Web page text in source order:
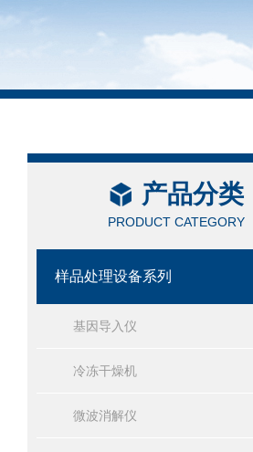
产品分类
PRODUCT CATEGORY
样品处理设备系列
基因导入仪
冷冻干燥机
微波消解仪